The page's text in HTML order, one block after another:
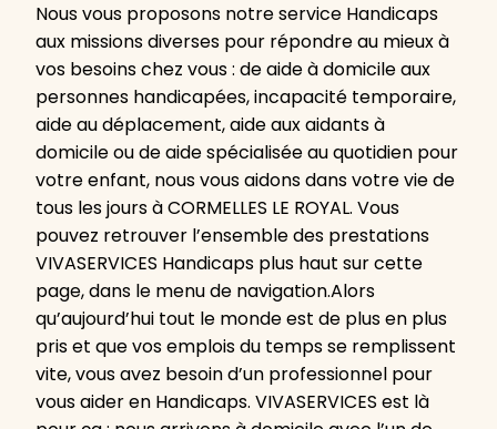
Nous vous proposons notre service Handicaps
aux missions diverses pour répondre au mieux à
vos besoins chez vous : de aide à domicile aux
personnes handicapées, incapacité temporaire,
aide au déplacement, aide aux aidants à
domicile ou de aide spécialisée au quotidien pour
votre enfant, nous vous aidons dans votre vie de
tous les jours à CORMELLES LE ROYAL. Vous
pouvez retrouver l’ensemble des prestations
VIVASERVICES Handicaps plus haut sur cette
page, dans le menu de navigation.Alors
qu’aujourd’hui tout le monde est de plus en plus
pris et que vos emplois du temps se remplissent
vite, vous avez besoin d’un professionnel pour
vous aider en Handicaps. VIVASERVICES est là